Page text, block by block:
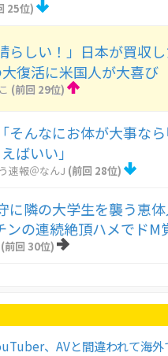
25位)
らしい！」日本が買収し
復活に米国人が大喜び
(前回 29位)
そんなにお体が大事な
ばいい」
速報＠なんJ (前回 28位)
に隣の大学生を襲う恵
ンの連続絶頂ハメでド
(前回 30位)
、AVと間違われて海